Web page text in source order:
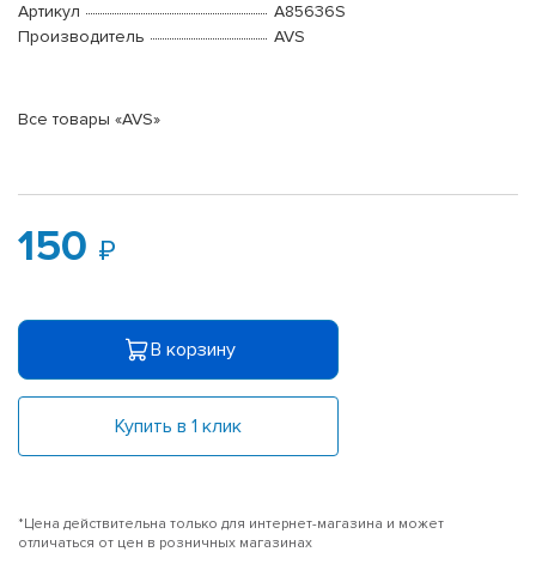
Артикул
A85636S
Производитель
AVS
Все товары «AVS»
150
В корзину
Купить в 1 клик
*Цена действительна только для интернет-магазина и может
отличаться от цен в розничных магазинах